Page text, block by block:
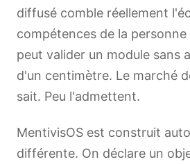
diffusé comble réellement
compétences de la
peut valider un module sans
d'un centimètre. Le marché
sait. Peu l'admettent.
MentivisOS est construit
différente. On déclare un